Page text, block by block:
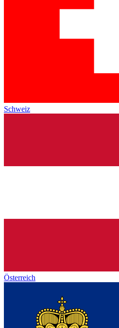
Schweiz
Österreich